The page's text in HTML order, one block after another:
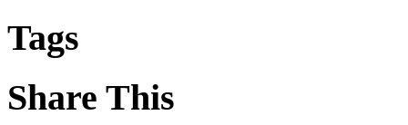
Tags
Share This